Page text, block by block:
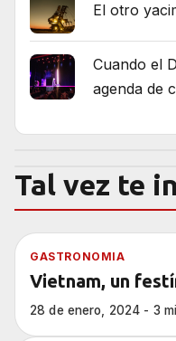
El otro
Cuando el
agenda de
Tal vez te
GASTRONOMIA
Vietnam, un
28 de enero, 2024 - 3